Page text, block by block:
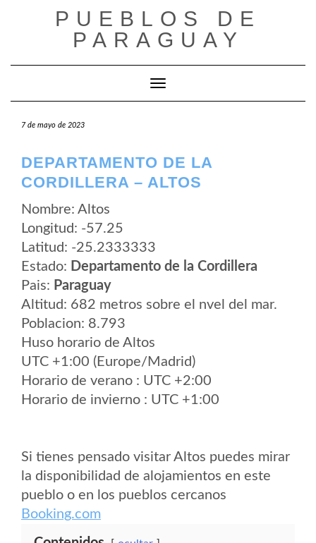
PUEBLOS DE
PARAGUAY
Cambiar modo de navegación
7 de mayo de 2023
DEPARTAMENTO DE LA
CORDILLERA – ALTOS
Nombre: Altos
Longitud: -57.25
Latitud: -25.2333333
Estado: Departamento de la Cordillera
Pais: Paraguay
Altitud: 682 metros sobre el nvel del mar.
Poblacion: 8.793
Huso horario de Altos
UTC +1:00 (Europe/Madrid)
Horario de verano : UTC +2:00
Horario de invierno : UTC +1:00
Si tienes pensado visitar Altos puedes mirar
la disponibilidad de alojamientos en este
pueblo o en los pueblos cercanos
Booking.com